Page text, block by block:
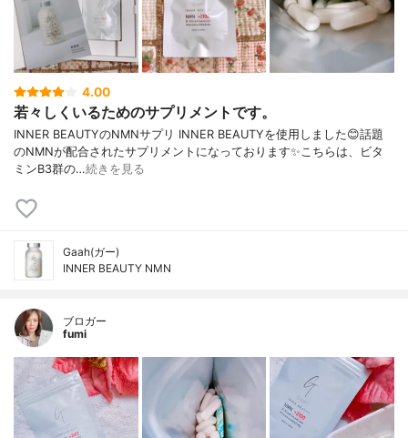
4.00
若々しくいるためのサプリメントです。
INNER BEAUTYのNMNサプリ INNER BEAUTYを使用しました😊話題
のNMNが配合されたサプリメントになっております✨こちらは、ビタ
ミンB3群の…続きを見る
Gaah(ガー)
INNER BEAUTY NMN
ブロガー
fumi